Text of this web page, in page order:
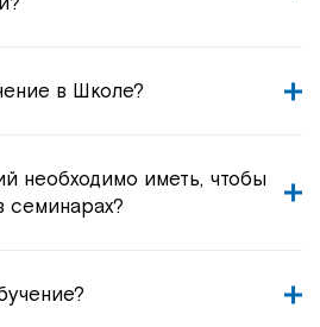
в Школе?
необходимо иметь, чтобы
семинарах?